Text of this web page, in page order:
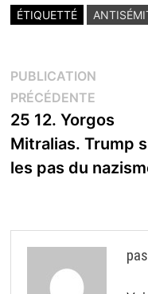
ÉTIQUETTÉ
Navigation
de
l’article
PUBLICATION
PRÉCÉDENTE
25 12. Yorgos
Mitralias. Trump
les pas du